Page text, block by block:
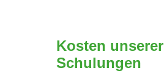
Kosten unserer
Schulungen